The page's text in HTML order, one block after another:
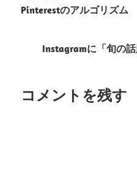
稿
ゲ
Pinterestのアルゴリズム
Instagramに「旬の
コメントを残す